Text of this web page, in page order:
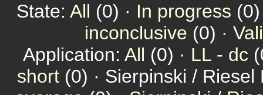
State: All (0) · In progress
inconclusive (0) ·
Application: All (0) · LL - dc
short (0) · Sierpinski /